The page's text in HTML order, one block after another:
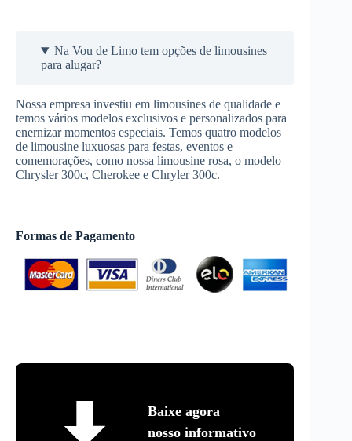
Na Vou de Limo tem opções de limousines
para alugar?
Nossa empresa investiu em limousines de qualidade e
temos vários modelos exclusivos e personalizados para
enernizar momentos especiais. Temos quatro modelos
de limousine luxuosas para festas, eventos e
comemorações, como nossa limousine rosa, o modelo
Chrysler 300c, Cherokee e Chryler 300c.
Formas de Pagamento
Baixe agora
nosso informativo